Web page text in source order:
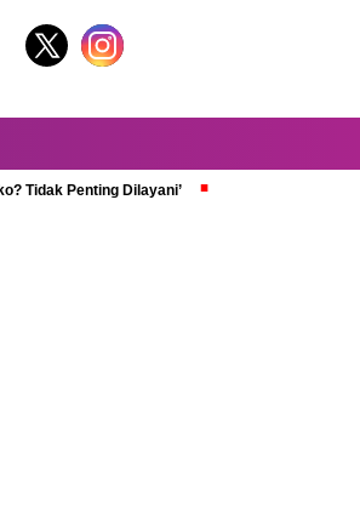
Tidak Penting Dilayani’